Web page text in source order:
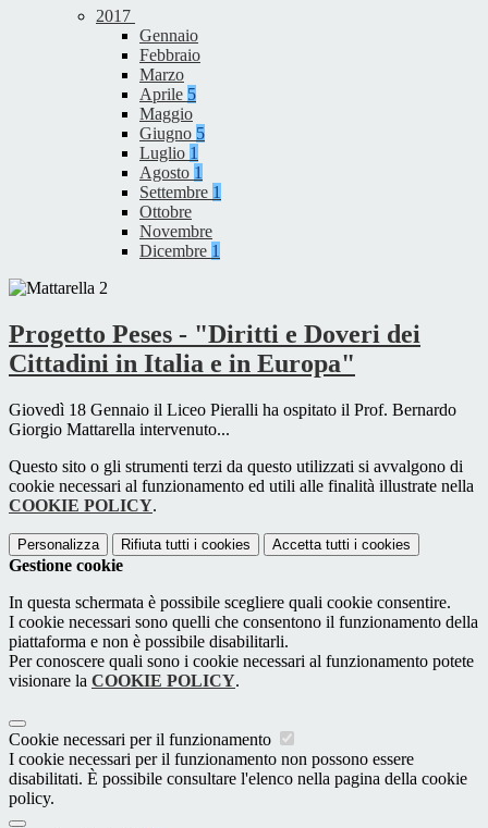
2017
Gennaio
Febbraio
Marzo
Aprile 5
Maggio
Giugno 5
Luglio 1
Agosto 1
Settembre 1
Ottobre
Novembre
Dicembre 1
Progetto Peses - "Diritti e Doveri dei
Cittadini in Italia e in Europa"
Giovedì 18 Gennaio il Liceo Pieralli ha ospitato il Prof. Bernardo
Giorgio Mattarella intervenuto...
Questo sito o gli strumenti terzi da questo utilizzati si avvalgono di
cookie necessari al funzionamento ed utili alle finalità illustrate nella
COOKIE POLICY.
Personalizza Rifiuta tutti i cookies Accetta tutti i cookies
Gestione cookie
In questa schermata è possibile scegliere quali cookie consentire.
I cookie necessari sono quelli che consentono il funzionamento della
piattaforma e non è possibile disabilitarli.
Per conoscere quali sono i cookie necessari al funzionamento potete
visionare la COOKIE POLICY.
Cookie necessari per il funzionamento
I cookie necessari per il funzionamento non possono essere
disabilitati. È possibile consultare l'elenco nella pagina della cookie
policy.